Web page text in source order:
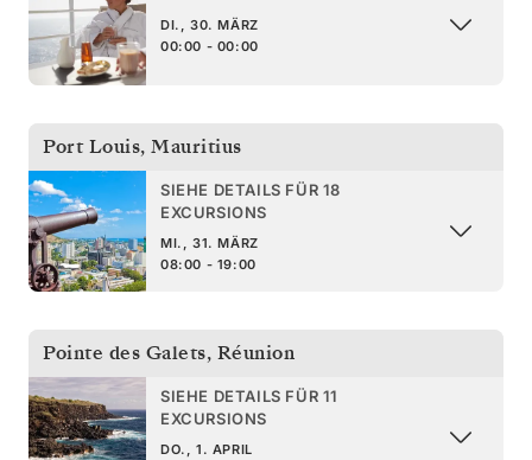
DI., 30. MÄRZ
00:00 - 00:00
Port Louis, Mauritius
SIEHE DETAILS FÜR 18
EXCURSIONS
MI., 31. MÄRZ
08:00 - 19:00
Pointe des Galets, Réunion
SIEHE DETAILS FÜR 11
EXCURSIONS
DO., 1. APRIL